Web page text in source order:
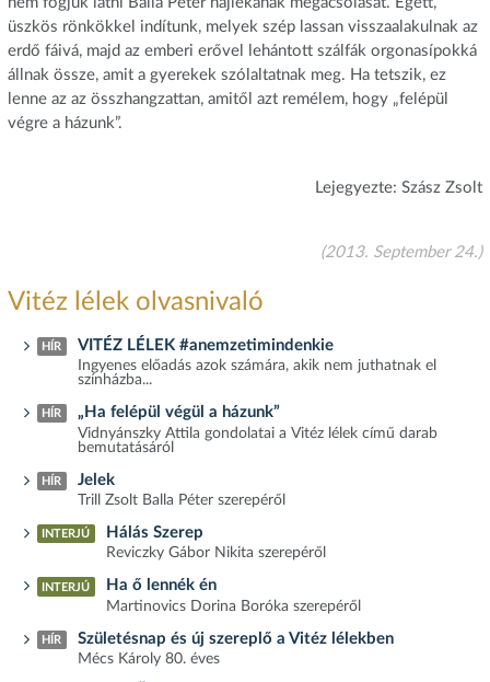
üszkös rönkökkel indítunk, melyek szép lassan visszaalakulnak az
erdő fáivá, majd az emberi erővel lehántott szálfák orgonasípokká
állnak össze, amit a gyerekek szólaltatnak meg. Ha tetszik, ez
lenne az az összhangzattan, amitől azt remélem, hogy „felépül
végre a házunk”.
Lejegyezte: Szász Zsolt
(2013. September 24.)
Vitéz lélek olvasnivaló
HÍR VITÉZ LÉLEK #anemzetimindenkie
Ingyenes előadás azok számára, akik nem juthatnak el
színházba...
HÍR „Ha felépül végül a házunk”
Vidnyánszky Attila gondolatai a Vitéz lélek című darab
bemutatásáról
HÍR Jelek
Trill Zsolt Balla Péter szerepéről
INTERJÚ Hálás Szerep
Reviczky Gábor Nikita szerepéről
INTERJÚ Ha ő lennék én
Martinovics Dorina Boróka szerepéről
HÍR Születésnap és új szereplő a Vitéz lélekben
Mécs Károly 80. éves